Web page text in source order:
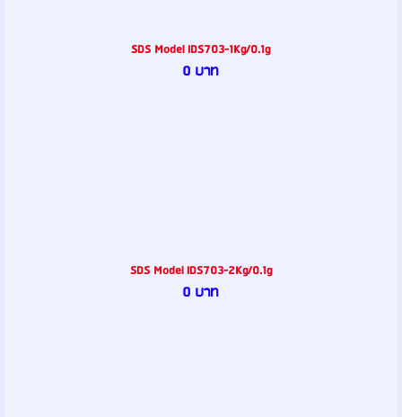
SDS Model IDS703-1Kg/0.1g
0 บาท
SDS Model IDS703-2Kg/0.1g
0 บาท